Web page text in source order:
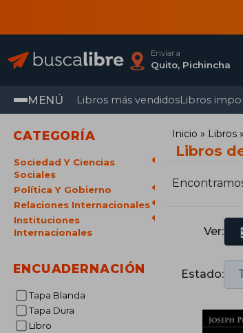
Enviar a
Quito, Pichincha
MENÚ Libros más vendidosLibros
CATEGORÍA
Sociedad Y Ciencias
Sociales
Política Y Gobierno
Relaciones Internacionales
Instituciones
Internacionales
ENCUADERNACIÓN
Tapa Blanda
Tapa Dura
Libro
Inicio Libros
Libros
Ver:
Estado: